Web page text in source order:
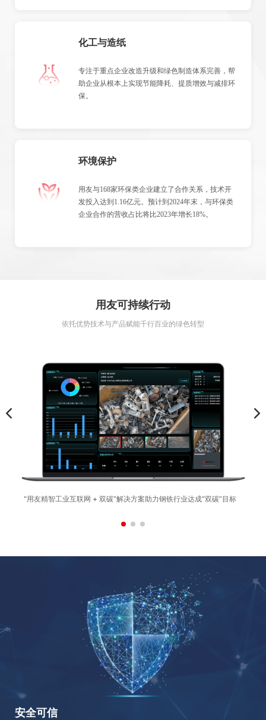
化工与造纸
专注于重点企业改造升级和绿色制造体系完善，帮
助企业从根本上实现节能降耗、提质增效与减排环
保。
环境保护
用友与168家环保类企业建立了合作关系，技术开
发投入达到1.16亿元。预计到2024年末，与环保类
企业合作的营收占比将比2023年增长18%。
用友可持续行动
依托优势技术与产品赋能千行百业的绿色转型
“用友精智工业互联网 + 双碳”解决方案助力钢铁行业达成“双碳”目标
安全可信